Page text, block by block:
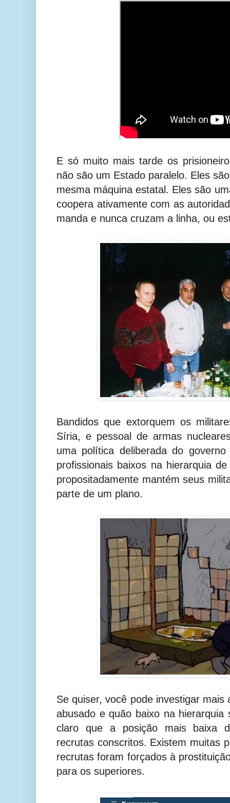
E só muito mais tarde os
não são um Estado paralelo. Eles
mesma máquina estatal. Eles são
coopera ativamente com as
manda e nunca cruzam a linha, ou
Bandidos que extorquem os
Síria, e pessoal de armas
uma política deliberada do
profissionais baixos na hierarquia
propositadamente mantém seus
parte de um plano.
Se quiser, você pode investigar mais
abusado e quão baixo na
claro que a posição mais baixa
recrutas conscritos. Existem muitas
recrutas foram forçados à
para os superiores.